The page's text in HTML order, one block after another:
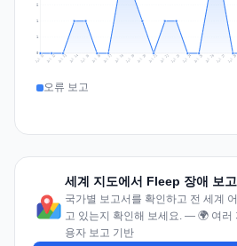
1
1
2
Jul 11 Jul 12 Jul 13 Jul 14 Jul 15 Jul 16 Jul 17 Jul 18 Jul 19 Jul 20 Jul 21 Jul 22 Jul 23 Jul 24 Jul 25 Jul 26 Jul 27 Jul 28
오류 보고
세계 지도에서 Fleep 장애 보고
국가별 보고서를 확인하고 전 세계
고 있는지 확인해 보세요. — 🌍 여러
용자 보고 기반